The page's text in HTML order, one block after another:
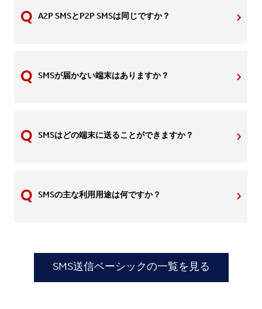
A2P SMSとP2P SMSは同じですか？
SMSが届かない端末はありますか？
SMSはどの端末に送ることができますか？
SMSの主な利用用途は何ですか？
SMS送信ベーシックの一覧を見る